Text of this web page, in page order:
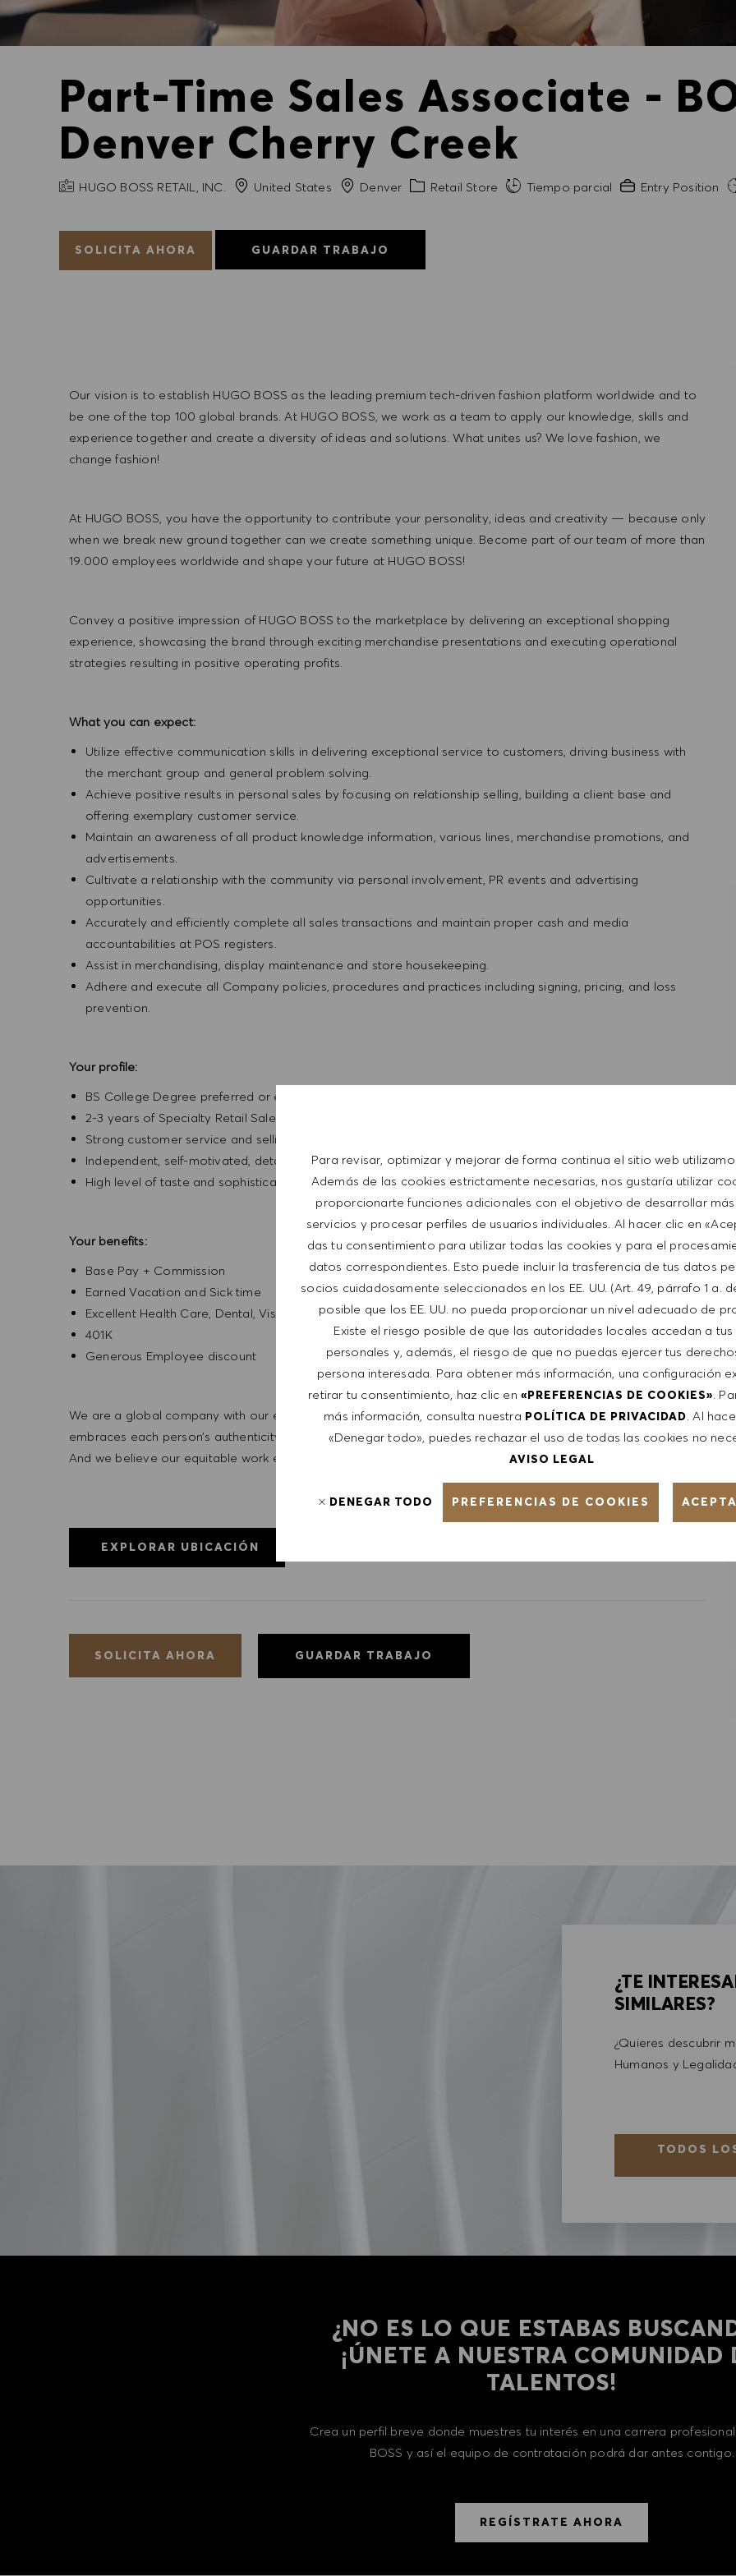
Para revisar, optimizar y mejorar de forma continua el sitio web
Además de las cookies estrictamente necesarias, nos gustaría utilizar
proporcionarte funciones adicionales con el objetivo de desarrollar
servicios y procesar perfiles de usuarios individuales. Al hacer clic en
das tu consentimiento para utilizar todas las cookies y para el
datos correspondientes. Esto puede incluir la trasferencia de tus datos
socios cuidadosamente seleccionados en los EE. UU. (Art. 49, párrafo 1 a.
posible que los EE. UU. no pueda proporcionar un nivel adecuado de
Existe el riesgo posible de que las autoridades locales accedan a
personales y, además, el riesgo de que no puedas ejercer tus
persona interesada. Para obtener más información, una configuración
retirar tu consentimiento, haz clic en «PREFERENCIAS DE COOKIES» .
más información, consulta nuestra POLÍTICA DE PRIVACIDAD . Al
«Denegar todo», puedes rechazar el uso de todas las cookies no
AVISO LEGAL
PREFERENCIAS DE COOKIES
DENEGAR TODO
Part-Time Sales Associate -
Denver Cherry Creek
NOMBRE DE LA EMPRESA
HUGO BOSS RETAIL, INC. United States CiudadDenver Categoría
Retail Store Tiempo parcial Experiencia
Entry Position
SOLICITA AHORA GUARDAR TRABAJO
Our vision is to establish HUGO BOSS as the leading premium tech-driven fashion platform worldwide and to
be one of the top 100 global brands. At HUGO BOSS, we work as a team to apply our knowledge, skills and
experience together and create a diversity of ideas and solutions. What unites us? We love fashion, we
change fashion!
At HUGO BOSS, you have the opportunity to contribute your personality, ideas and creativity — because only
when we break new ground together can we create something unique. Become part of our team of more than
19.000 employees worldwide and shape your future at HUGO BOSS!
Convey a positive impression of HUGO BOSS to the marketplace by delivering an exceptional shopping
experience, showcasing the brand through exciting merchandise presentations and executing operational
strategies resulting in positive operating profits.
What you can expect:
Utilize effective communication skills in delivering exceptional service to customers, driving business with
the merchant group and general problem solving.
Achieve positive results in personal sales by focusing on relationship selling, building a client base and
offering exemplary customer service.
Maintain an awareness of all product knowledge information, various lines, merchandise promotions, and
advertisements.
Cultivate a relationship with the community via personal involvement, PR events and advertising
opportunities.
Accurately and efficiently complete all sales transactions and maintain proper cash and media
accountabilities at POS registers.
Assist in merchandising, display maintenance and store housekeeping.
Adhere and execute all Company policies, procedures and practices including signing, pricing, and loss
prevention.
Your profile:
BS College Degree preferred or equivalent experience
2-3 years of Specialty Retail Sales experience
Strong customer service and selling experience
Independent, self-motivated, detail -orientated, communication and interpersonal skills
High level of taste and sophistication consistent with the HUGO BOSS lifestyle philosophy
Your benefits:
Base Pay + Commission
Earned Vacation and Sick time
Excellent Health Care, Dental, Vision,
401K
Generous Employee discount
We are a global company with our employees representative of the world at large. Our inclusive culture
embraces each person’s authenticity and individuality. We are committed to equal employment opportunity.
And we believe our equitable work environment helps unleash your full potential and inspires you to thrive.
EXPLORAR UBICACIÓN
SOLICITA AHORA GUARDAR TRABAJO
¿TE
SIMILARES?
¿Quieres descubrir
Humanos y
TODOS
¿NO ES LO QUE ESTABAS
​​​​​​​¡ÚNETE A NUESTRA COMUNIDAD
TALENTOS!
Crea un perfil breve donde muestres tu interés en una carrera
BOSS y así el equipo de contratación podrá dar antes contigo.
REGÍSTRATE AHORA